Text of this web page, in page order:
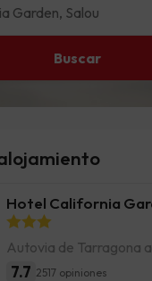
Hotel California
Autovia de Tarragona a
7.7 2517 opiniones
Buscar